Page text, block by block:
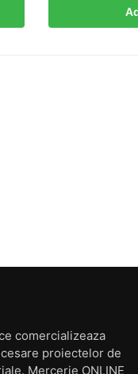
comercializeaza
proiectelor de
Mercerie ONLINE